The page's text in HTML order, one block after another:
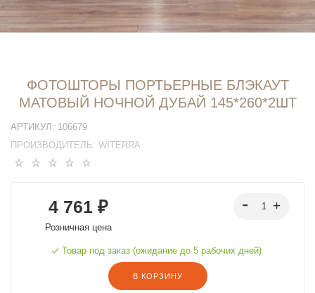
ФОТОШТОРЫ ПОРТЬЕРНЫЕ БЛЭКАУТ
МАТОВЫЙ НОЧНОЙ ДУБАЙ 145*260*2ШТ
АРТИКУЛ: 106679
ПРОИЗВОДИТЕЛЬ: WITERRA
4 761 ₽
Розничная цена
Товар под заказ (ожидание до 5 рабочих дней)
В КОРЗИНУ